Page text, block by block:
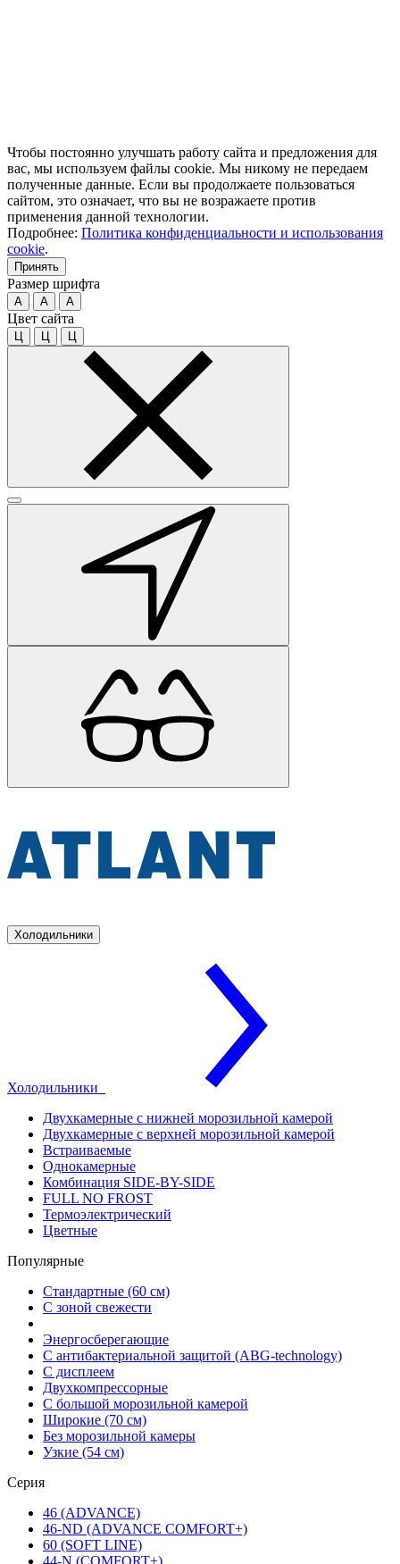
Чтобы постоянно улучшать работу сайта и предложения для
вас, мы используем файлы cookie. Мы никому не передаем
полученные данные. Если вы продолжаете пользоваться
сайтом, это означает, что вы не возражаете против
применения данной технологии.
Подробнее: Политика конфиденциальности и использования
cookie.
Принять
Размер шрифта
A A A
Цвет сайта
Ц Ц Ц
Холодильники
Холодильники
Двухкамерные с нижней морозильной камерой
Двухкамерные с верхней морозильной камерой
Встраиваемые
Однокамерные
Комбинация SIDE-BY-SIDE
FULL NO FROST
Термоэлектрический
Цветные
Популярные
Стандартные (60 см)
С зоной свежести
Энергосберегающие
С антибактериальной защитой (ABG-technology)
С дисплеем
Двухкомпрессорные
С большой морозильной камерой
Широкие (70 см)
Без морозильной камеры
Узкие (54 см)
Серия
46 (ADVANCE)
46-ND (ADVANCE COMFORT+)
60 (SOFT LINE)
44-N (COMFORT+)